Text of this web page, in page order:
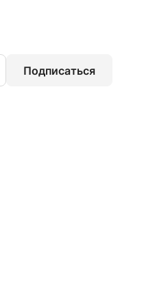
Подписаться